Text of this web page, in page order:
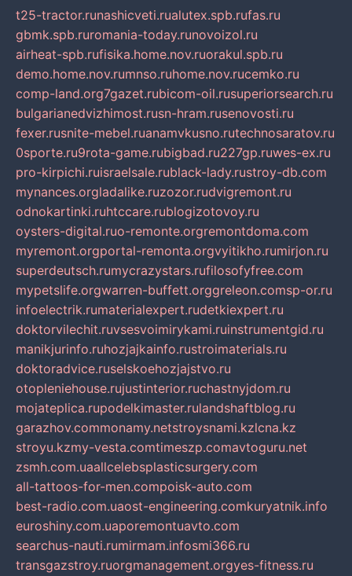
t25-tractor.runashicveti.rualutex.spb.rufas.ru
gbmk.spb.ruromania-today.runovoizol.ru
airheat-spb.rufisika.home.nov.ruorakul.spb.ru
demo.home.nov.rumnso.ruhome.nov.rucemko.ru
comp-land.org7gazet.rubicom-oil.rusuperiorsearch.ru
bulgarianedvizhimost.rusn-hram.rusenovosti.ru
fexer.rusnite-mebel.ruanamvkusno.rutechnosaratov.ru
0sporte.ru9rota-game.rubigbad.ru227gp.ruwes-ex.ru
pro-kirpichi.ruisraelsale.rublack-lady.rustroy-db.com
mynances.orgladalike.ruzozor.rudvigremont.ru
odnokartinki.ruhtccare.rublogizotovoy.ru
oysters-digital.ruo-remonte.orgremontdoma.com
myremont.orgportal-remonta.orgvyitikho.rumirjon.ru
superdeutsch.rumycrazystars.rufilosofyfree.com
mypetslife.orgwarren-buffett.orggreleon.comsp-or.ru
infoelectrik.rumaterialexpert.rudetkiexpert.ru
doktorvilechit.ruvsesvoimirykami.ruinstrumentgid.ru
manikjurinfo.ruhozjajkainfo.rustroimaterials.ru
doktoradvice.ruselskoehozjajstvo.ru
otopleniehouse.rujustinterior.ruchastnyjdom.ru
mojateplica.rupodelkimaster.rulandshaftblog.ru
garazhov.commonamy.netstroysnami.kzlcna.kz
stroyu.kzmy-vesta.comtimeszp.comavtoguru.net
zsmh.com.uaallcelebsplasticsurgery.com
all-tattoos-for-men.compoisk-auto.com
best-radio.com.uaost-engineering.comkuryatnik.info
euroshiny.com.uaporemontuavto.com
searchus-nauti.rumirmam.infosmi366.ru
transgazstroy.ruorgmanagement.orgyes-fitness.ru